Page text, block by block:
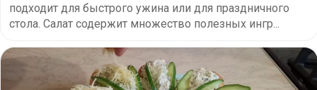
подходит для быстрого ужина или для праздничного
стола. Салат содержит множество полезных ингр...